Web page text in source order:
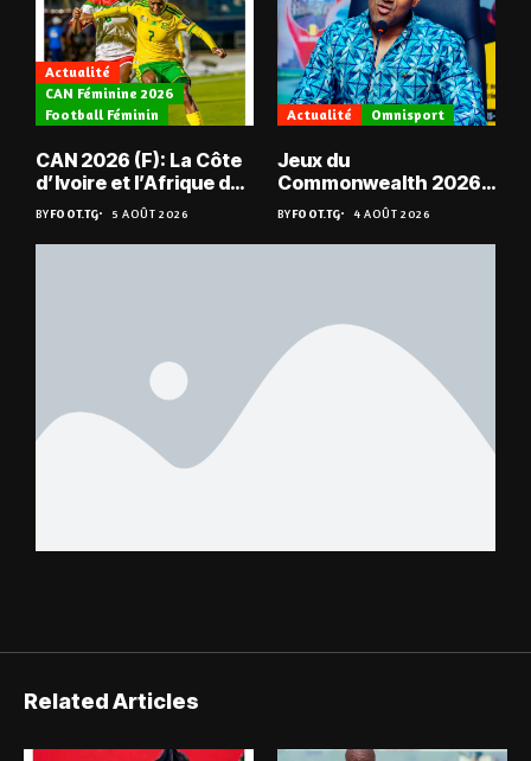
Actualité
CAN Féminine 2026
Football Féminin
CAN 2026 (F): La Côte
d’Ivoire et l’Afrique du
Sud en quarts
BYFOOT.TG 5 AOÛT 2026
Actualité Omnisport
Jeux du
Commonwealth 2026 :
« Les médailles ne
tombent pas du ciel »,
Benjamin Boukpeti
BYFOOT.TG 4 AOÛT 2026
Related Articles